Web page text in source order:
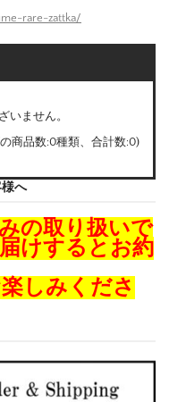
rare-zattka/
いません。
商品数:0種類、合計数:0)
へ
の取り扱いで
けするとお約
しみくださ